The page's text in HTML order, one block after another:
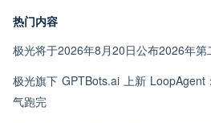
热门内容
极光将于2026年8月20日公布2026年第
极光旗下 GPTBots.ai 上新 LoopAgent
气跑完